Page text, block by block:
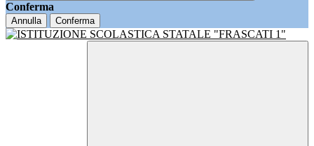
Conferma
Annulla Conferma